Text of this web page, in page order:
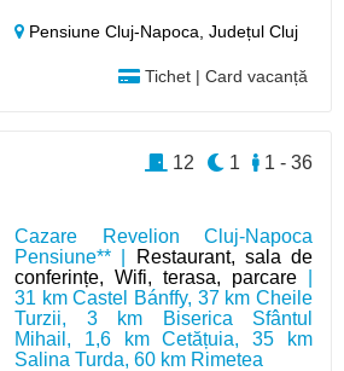
Pensiune Cluj-Napoca,Județul Cluj
Tichet | Card vacanță
Cazare Revelion Cluj-Napoca
Pensiune** |
Restaurant, sala de
conferințe, Wifi, terasa, parcare
31 km Castel Bánffy, 37 km Cheile
Turzii, 3 km Biserica Sfântul
Mihail, 1,6 km Cetățuia, 35 km
Salina Turda, 60 km Rimetea
1 - 36
1
12